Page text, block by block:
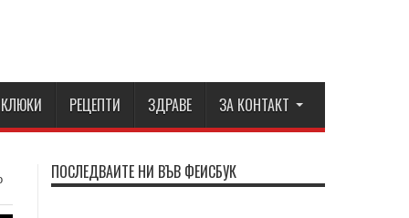
КЛЮКИ РЕЦЕПТИ ЗДРАВЕ ЗА КОНТАКТ
ПОСЛЕДВАЙТЕ НИ ВЪВ ФЕЙСБУК